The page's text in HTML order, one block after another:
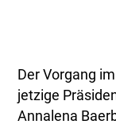
Der Vorgang
jetzige
Annalena